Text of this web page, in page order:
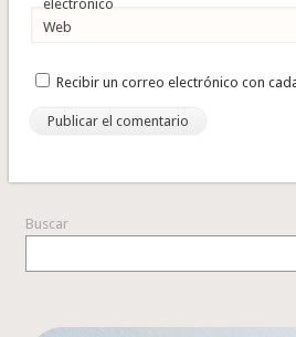
electrónico
Web
Recibir un correo electrónico con
Buscar